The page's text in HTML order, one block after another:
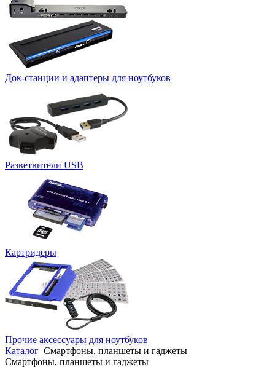
Док-станции и адаптеры для ноутбуков
Разветвители USB
Картридеры
Прочие аксессуары для ноутбуков
Каталог Смартфоны, планшеты и гаджеты
Смартфоны, планшеты и гаджеты